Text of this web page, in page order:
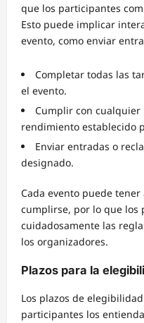
que los participantes
Esto puede implicar
evento, como enviar
Completar todas las
el evento.
Cumplir con
rendimiento establecido
Enviar entradas o
designado.
Cada evento puede
cumplirse, por lo que los
cuidadosamente las
los organizadores.
Plazos para la
Los plazos de
participantes los